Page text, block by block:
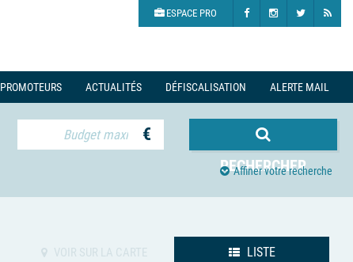
ESPACE PRO
PROMOTEURS ACTUALITÉS DÉFISCALISATION ALERTE MAIL
€
RECHERCHER
Affiner votre recherche
VOIR SUR LA CARTE LISTE